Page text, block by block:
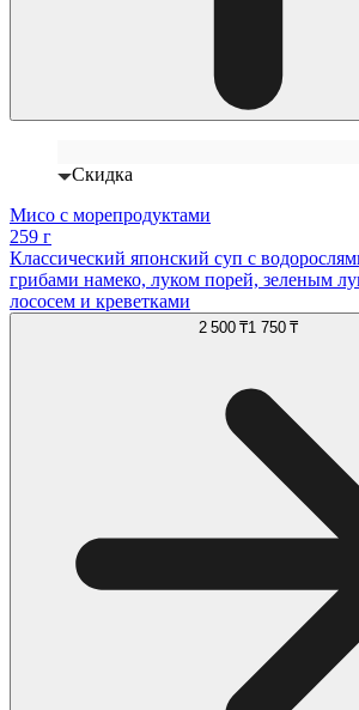
Скидка
Мисо с морепродуктами
259 г
Классический японский суп с
грибами намеко, луком порей, зеленым
лососем и креветками
2 500 ₸1 750 ₸